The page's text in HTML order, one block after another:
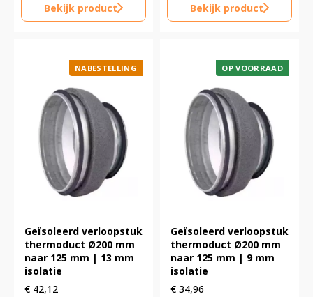
Bekijk product Bekijk product
NABESTELLING
Geïsoleerd verloopstuk
thermoduct Ø200 mm
naar 125 mm | 13 mm
isolatie
€ 42,12
OP VOORRAAD
Geïsoleerd verloopstuk
thermoduct Ø200 mm
naar 125 mm | 9 mm
isolatie
€ 34,96